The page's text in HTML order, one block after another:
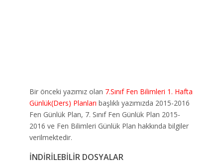
Bir önceki yazımız olan 7.Sınıf Fen Bilimleri 1. Hafta
Günlük(Ders) Planları başlıklı yazımızda 2015-2016
Fen Günlük Plan, 7. Sınıf Fen Günlük Plan 2015-
2016 ve Fen Bilimleri Günlük Plan hakkında bilgiler
verilmektedir.
İNDİRİLEBİLİR DOSYALAR